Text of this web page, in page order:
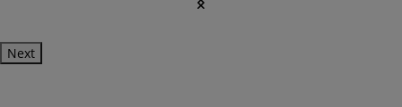
Next